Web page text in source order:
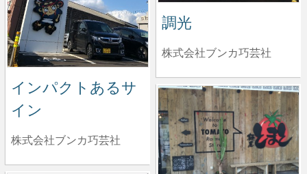
インパクトあるサ
イン
株式会社ブンカ巧芸社
調光
株式会社ブンカ巧芸社